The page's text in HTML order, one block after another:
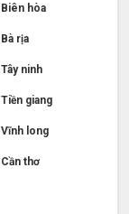
hòa
rịa
ninh
giang
long
thơ